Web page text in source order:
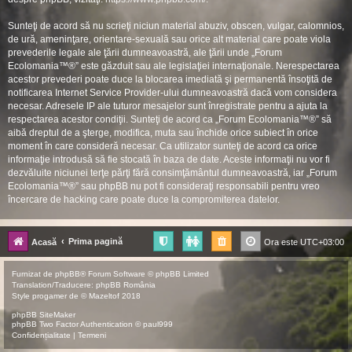
Sunteţi de acord să nu scrieţi niciun material abuziv, obscen, vulgar, calomnios,
de ură, ameninţare, orientare-sexuală sau orice alt material care poate viola
prevederile legale ale ţării dumneavoastră, ale ţării unde „Forum
Ecolomania™®” este găzduit sau ale legislaţiei internaţionale. Nerespectarea
acestor prevederi poate duce la blocarea imediată şi permanentă însoţită de
notificarea Internet Service Provider-ului dumneavoastră dacă vom considera
necesar. Adresele IP ale tuturor mesajelor sunt înregistrate pentru a ajuta la
respectarea acestor condiţii. Sunteţi de acord ca „Forum Ecolomania™®” să
aibă dreptul de a şterge, modifica, muta sau închide orice subiect în orice
moment în care consideră necesar. Ca utilizator sunteţi de acord ca orice
informaţie introdusă să fie stocată în baza de date. Aceste informaţii nu vor fi
dezvăluite niciunei terţe părţi fără consimţământul dumneavoastră, iar „Forum
Ecolomania™®” sau phpBB nu pot fi consideraţi responsabili pentru vreo
încercare de hacking care poate duce la compromiterea datelor.
Acasă Prima pagină Ora este UTC+03:00
Furnizat de phpBB® Forum Software © phpBB Limited
Translation/Traducere: phpBB România
Style progamer de © Mazeltof 2018
phpBB SiteMaker
phpBB Two Factor Authentication © paul999
Confidențialitate | Termeni